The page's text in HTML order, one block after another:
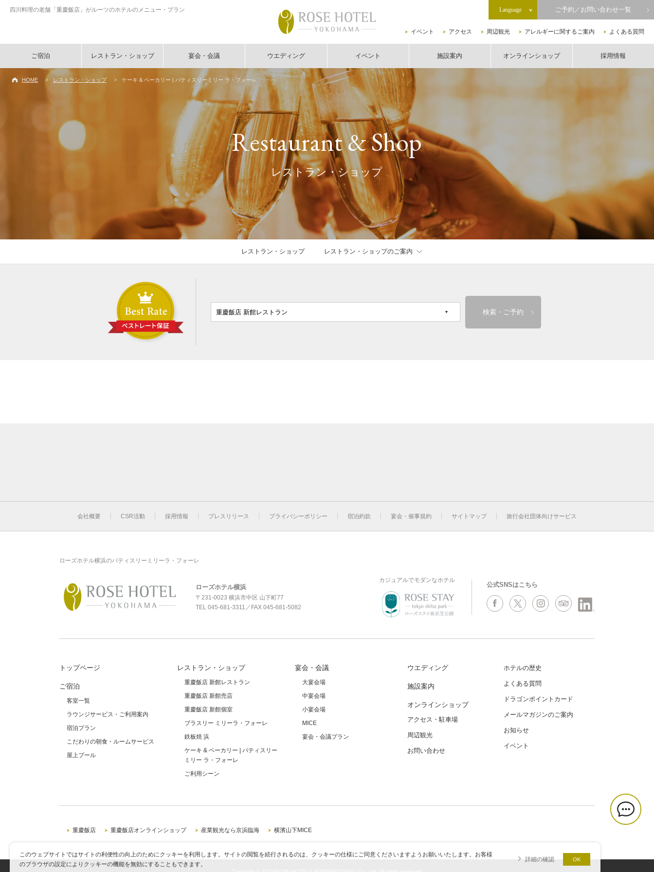
このウェブサイトではサイトの利便性の向上のためにクッキーを利用します。サイトの閲覧を続行されるのは、クッキーの仕様にご同意くださいますようお願いいたします。お客様
のブラウザの設定によりクッキーの機能を無効にすることもできます。
詳細の確認 OK
四川料理の老舗「重慶飯店」がルーツのホテルのメニュー・プラン
イベント アクセス 周辺観光 アレルギーに関するご案内 よくある質問
ご宿泊 レストラン・ショップ 宴会・会議 ウエディング イベント 施設案内 オンラインショップ 採用情報
Language ご予約／お問い合わせ一覧
HOME レストラン・ショップ ケーキ & ベーカリー | パティスリーミリー ラ・フォーレ
Restaurant & Shop
レストラン・ショップ
レストラン・ショップ レストラン・ショップのご案内
検索・ご予約
会社概要 CSR活動 採用情報 プレスリリース プライバシーポリシー 宿泊約款 宴会・催事規約 サイトマップ 旅行会社団体向けサービス
ローズホテル横浜のパティスリーミリーラ・フォーレ
ローズホテル横浜
〒231-0023 横浜市中区 山下町77
TEL 045-681-3311 ／FAX 045-681-5082
カジュアルでモダンなホテル
公式SNSはこちら
トップページ
ご宿泊
客室一覧
ラウンジサービス・ご利用案内
宿泊プラン
こだわりの朝食・ルームサービス
屋上プール
レストラン・ショップ
重慶飯店 新館レストラン
重慶飯店 新館売店
重慶飯店 新館個室
ブラスリー ミリーラ・フォーレ
鉄板焼 浜
ケーキ & ベーカリー | パティスリー
ミリー ラ・フォーレ
ご利用シーン
宴会・会議
大宴会場
中宴会場
小宴会場
MICE
宴会・会議プラン
ウエディング
施設案内
オンラインショップ
アクセス・駐車場
周辺観光
お問い合わせ
ホテルの歴史
よくある質問
ドラゴンポイントカード
メールマガジンのご案内
お知らせ
イベント
重慶飯店 重慶飯店オンラインショップ 産業観光なら京浜臨海 横濱山下MICE